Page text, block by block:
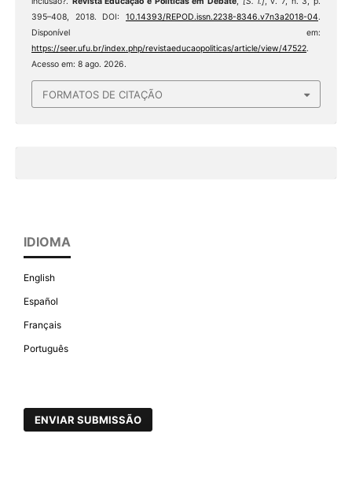
395–408, 2018. DOI:10.14393/REPOD.issn.2238-8346.v7n3a2018-04.
Disponível em:
https://seer.ufu.br/index.php/revistaeducaopoliticas/article/view/47522.
Acesso em: 8 ago. 2026.
FORMATOS DE CITAÇÃO
IDIOMA
English
Español
Français
Português
ENVIAR SUBMISSÃO